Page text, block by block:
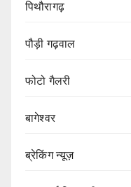
पिथौरागढ़
पौड़ी गढ़वाल
फोटो गैलरी
बागेश्वर
ब्रेकिंग न्यूज़